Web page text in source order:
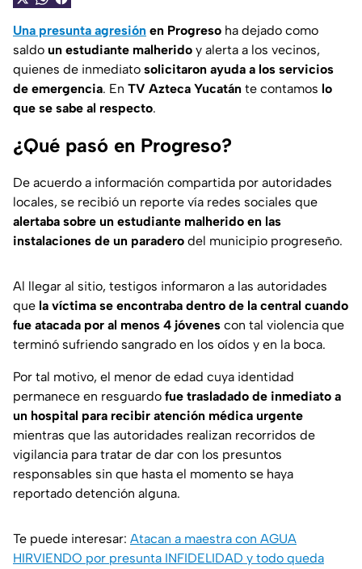
Una presunta agresión en Progreso ha dejado como
saldo un estudiante malherido y alerta a los vecinos,
quienes de inmediato solicitaron ayuda a los servicios
de emergencia. En TV Azteca Yucatán te contamos lo
que se sabe al respecto.
¿Qué pasó en Progreso?
De acuerdo a información compartida por autoridades
locales, se recibió un reporte vía redes sociales que
alertaba sobre un estudiante malherido en las
instalaciones de un paradero del municipio progreseño.
Al llegar al sitio, testigos informaron a las autoridades
que la víctima se encontraba dentro de la central cuando
fue atacada por al menos 4 jóvenes con tal violencia que
terminó sufriendo sangrado en los oídos y en la boca.
Por tal motivo, el menor de edad cuya identidad
permanece en resguardo fue trasladado de inmediato a
un hospital para recibir atención médica urgente
mientras que las autoridades realizan recorridos de
vigilancia para tratar de dar con los presuntos
responsables sin que hasta el momento se haya
reportado detención alguna.
Te puede interesar: Atacan a maestra con AGUA
HIRVIENDO por presunta INFIDELIDAD y todo queda